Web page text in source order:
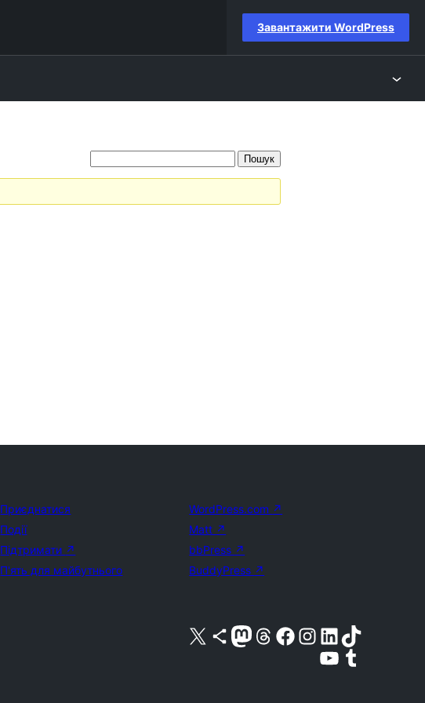
Завантажити WordPress
Приєднатися
Події
Підтримати ↗
П'ять для майбутнього
WordPress.com ↗
Matt ↗
bbPress ↗
BuddyPress ↗
Visit our X (formerly Twitter) account
Visit our Bluesky account
Завітайте до нашої стрічки в Mastodon
Visit our Threads account
Завітайте на нашу сторінку в Facebook
Visit our Instagram account
Visit our LinkedIn account
Visit our TikTok account
Visit our YouTube channel
Visit our Tumblr account